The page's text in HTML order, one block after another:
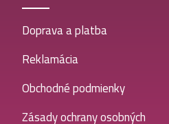
Doprava a platba
Reklamácia
Obchodné podmienky
Zásady ochrany osobných